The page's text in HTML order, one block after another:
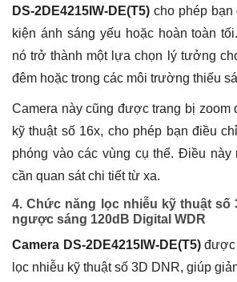
DS-2DE4215IW-DE(T5) cho phép bạn
kiện ánh sáng yếu hoặc hoàn toàn
nó trở thành một lựa chọn lý tưởng
đêm hoặc trong các môi trường thiếu
Camera này cũng được trang bị zoom
kỹ thuật số 16x, cho phép bạn điều
phóng vào các vùng cụ thể. Điều này
cần quan sát chi tiết từ xa.
4. Chức năng lọc nhiễu kỹ thuật số
ngược sáng 120dB Digital WDR
Camera DS-2DE4215IW-DE(T5)được
lọc nhiễu kỹ thuật số 3D DNR, giúp